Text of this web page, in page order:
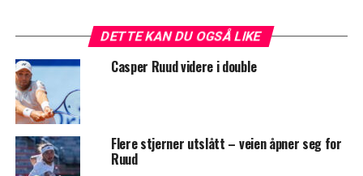
DETTE KAN DU OGSÅ LIKE
Casper Ruud videre i double
Flere stjerner utslått – veien åpner seg for
Ruud